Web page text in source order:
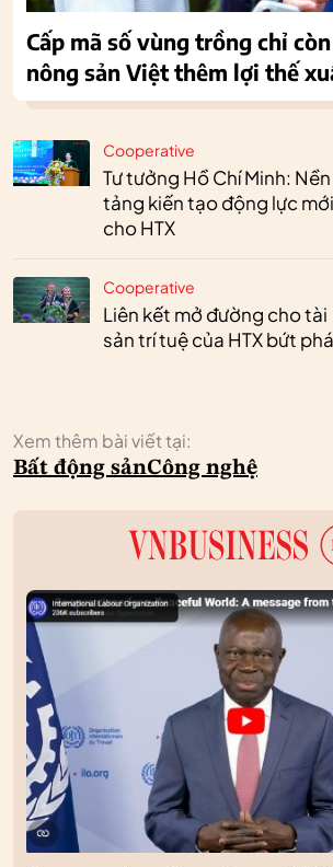
Cooperative
Tư tưởng Hồ Chí Minh: Nền
tảng kiến tạo động lực mới
cho HTX
Cooperative
Liên kết mở đường cho tài
sản trí tuệ của HTX bứt phá
Xem thêm bài viết tại:
Bất động sảnCông nghệ
Cấp mã số vùng trồng chỉ
nông sản Việt thêm lợi thế